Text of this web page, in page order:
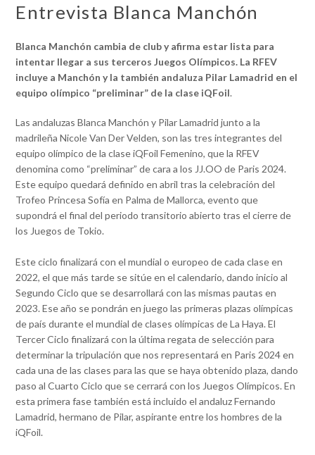
Entrevista Blanca Manchón
Blanca Manchón cambia de club y afirma estar lista para
intentar llegar a sus terceros Juegos Olímpicos. La RFEV
incluye a Manchón y la también andaluza Pilar Lamadrid en el
equipo olímpico “preliminar” de la clase iQFoil.
Las andaluzas Blanca Manchón y Pilar Lamadrid junto a la
madrileña Nicole Van Der Velden, son las tres integrantes del
equipo olímpico de la clase iQFoil Femenino, que la RFEV
denomina como “preliminar” de cara a los JJ.OO de Paris 2024.
Este equipo quedará definido en abril tras la celebración del
Trofeo Princesa Sofía en Palma de Mallorca, evento que
supondrá el final del periodo transitorio abierto tras el cierre de
los Juegos de Tokio.
Este ciclo finalizará con el mundial o europeo de cada clase en
2022, el que más tarde se sitúe en el calendario, dando inicio al
Segundo Ciclo que se desarrollará con las mismas pautas en
2023. Ese año se pondrán en juego las primeras plazas olímpicas
de país durante el mundial de clases olímpicas de La Haya. El
Tercer Ciclo finalizará con la última regata de selección para
determinar la tripulación que nos representará en Paris 2024 en
cada una de las clases para las que se haya obtenido plaza, dando
paso al Cuarto Ciclo que se cerrará con los Juegos Olímpicos. En
esta primera fase también está incluido el andaluz Fernando
Lamadrid, hermano de Pilar, aspirante entre los hombres de la
iQFoil.